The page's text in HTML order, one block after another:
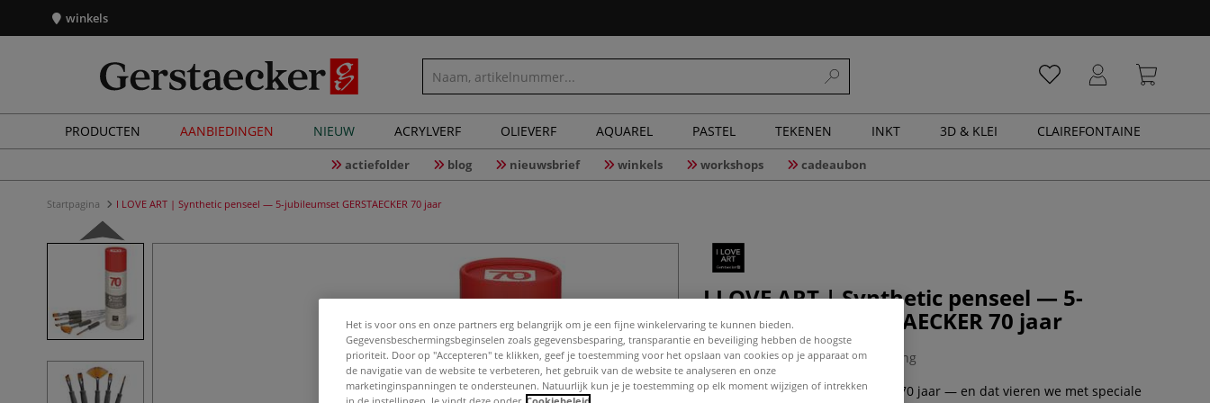
winkels
PRODUCTEN AANBIEDINGEN NIEUW ACRYLVERF OLIEVERF AQUAREL PASTEL TEKENEN INKT 3D & KLEI CLAIREFONTAINE
actiefolder blog nieuwsbrief winkels workshops cadeaubon
Startpagina I LOVE ART | Synthetic penseel — 5-jubileumset GERSTAECKER 70 jaar
I LOVE ART | Synthetic penseel — 5-
jubileumset GERSTAECKER 70 jaar
0 Beoordeling
Onlangs bestond GERSTAECKER 70 jaar — en dat vieren we met speciale
Het is voor ons en onze partners erg belangrijk om je een fijne winkelervaring te kunnen bieden.
Gegevensbeschermingsbeginselen zoals gegevensbesparing, transparantie en beveiliging hebben de hoogste
prioriteit. Door op "Accepteren" te klikken, geef je toestemming voor het opslaan van cookies op je apparaat om
de navigatie van de website te verbeteren, het gebruik van de website te analyseren en onze
marketinginspanningen te ondersteunen. Natuurlijk kun je je toestemming op elk moment wijzigen of intrekken